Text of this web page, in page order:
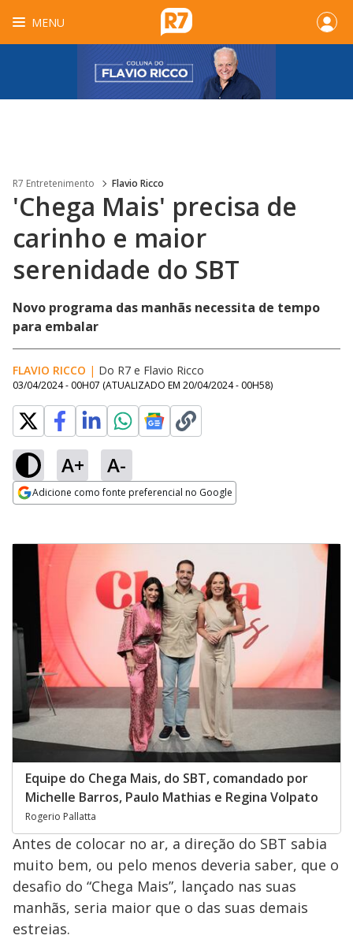
MENU
R7 Entretenimento Flavio Ricco
'Chega Mais' precisa de
carinho e maior
serenidade do SBT
Novo programa das manhãs necessita de tempo
para embalar
FLAVIO RICCO | Do R7 e Flavio Ricco
03/04/2024 - 00H07 (ATUALIZADO EM 20/04/2024 - 00H58)
A+ A-
Adicione como fonte preferencial no Google
Equipe do Chega Mais, do SBT, comandado por
Michelle Barros, Paulo Mathias e Regina Volpato
Rogerio Pallatta
Antes de colocar no ar, a direção do SBT sabia
muito bem, ou pelo menos deveria saber, que o
desafio do “Chega Mais”, lançado nas suas
manhãs, seria maior que o das suas demais
estreias.